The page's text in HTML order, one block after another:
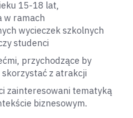
15-18 lat,
w ramach
wycieczek szkolnych
studenci
przychodzące by
skorzystać z atrakcji
zainteresowani tematyką
biznesowym.